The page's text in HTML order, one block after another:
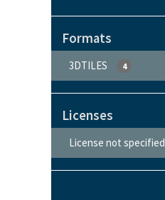
Formats
3DTILES 4
Licenses
License not specified